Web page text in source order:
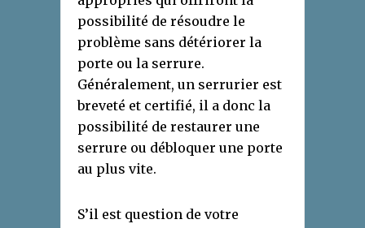
possibilité de résoudre le
problème sans détériorer la
porte ou la serrure.
Généralement, un serrurier est
breveté et certifié, il a donc la
possibilité de restaurer une
serrure ou débloquer une porte
au plus vite.
S’il est question de votre